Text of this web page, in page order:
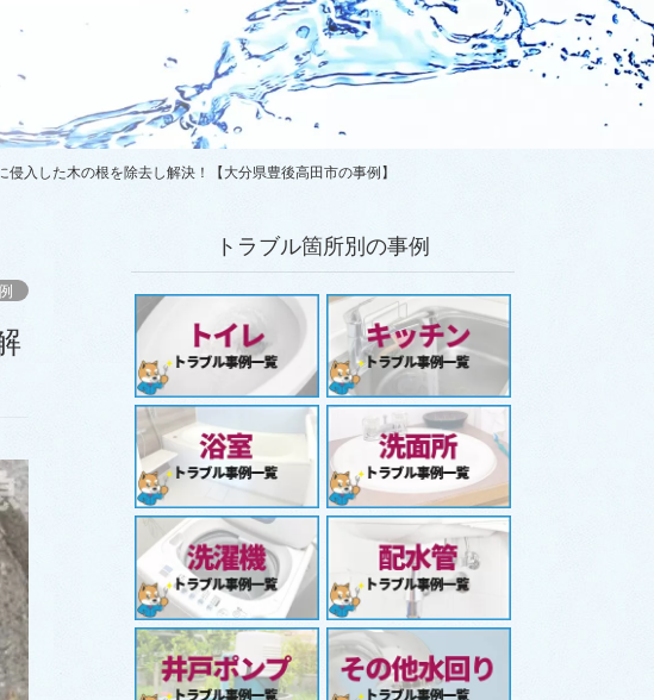
侵入した木の根を除去し解決！【大分県豊後高田市の事例】
トラブル箇所別の事例